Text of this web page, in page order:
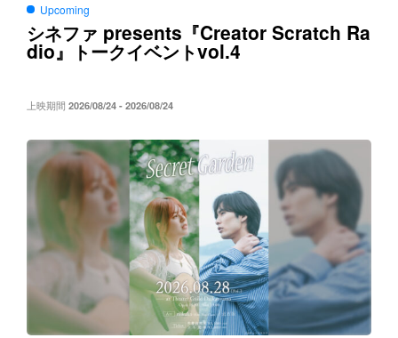
Upcoming
シネファ presents 『Creator Scratch Ra
dio』トークイベントvol.4
上映期間 2026/08/24 - 2026/08/24